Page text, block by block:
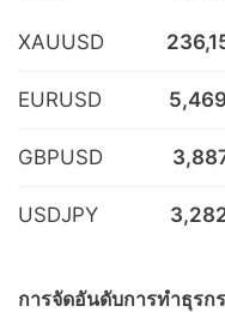
XAUUSD
EURUSD
GBPUSD
USDJPY
การจัดอันดับการทำธุรก